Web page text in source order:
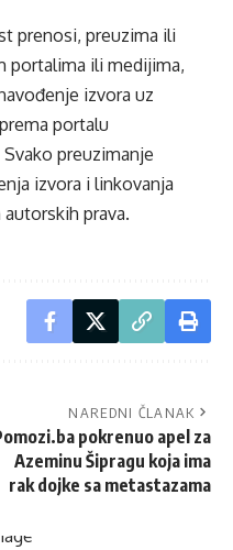
prenosi, preuzima ili
portalima ili medijima,
izvora uz
portalu
Svako preuzimanje
izvora i linkovanja
prava.
NAREDNI ČLANAK
pokrenuo apel za
Azeminu Šipragu koja ima
rak dojke sa metastazama